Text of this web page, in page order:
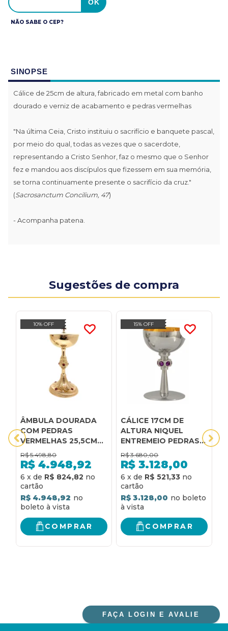
NÃO SABE O CEP?
SINOPSE
Cálice de 25cm de altura, fabricado em metal com banho
dourado e verniz de acabamento e pedras vermelhas
"Na última Ceia, Cristo instituiu o sacrifício e banquete pascal,
por meio do qual, todas as vezes que o sacerdote,
representando a Cristo Senhor, faz o mesmo que o Senhor
fez e mandou aos discípulos que fizessem em sua memória,
se torna continuamente presente o sacrifício da cruz."
(Sacrosanctum Concilium, 47)
- Acompanha patena.
Sugestões de compra
10% OFF
ÂMBULA DOURADA
COM PEDRAS
VERMELHAS 25,5CM
DE ALTURA
R$ 5.498,80
R$ 4.948,92
6 x de R$ 824,82
R$ 4.948,92
COMPRAR
15% OFF
CÁLICE 17CM DE
ALTURA NIQUEL
ENTREMEIO PEDRAS
ROXAS
R$ 3.680,00
R$ 3.128,00
6 x de R$ 521,33
R$ 3.128,00
COMPRAR
FAÇA LOGIN E AVALIE